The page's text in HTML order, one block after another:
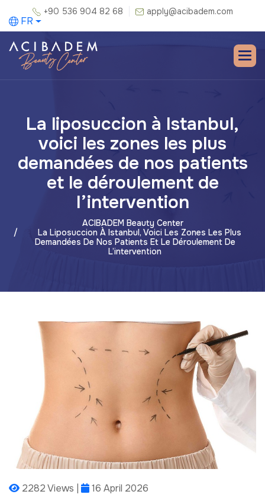
+90 536 904 82 68 apply@acibadem.com
FR
La liposuccion à Istanbul,
voici les zones les plus
demandées de nos patients
et le déroulement de
l’intervention
ACIBADEM Beauty Center
La Liposuccion À Istanbul, Voici Les Zones Les Plus
Demandées De Nos Patients Et Le Déroulement De
L’intervention
2282 Views | 16 April 2026